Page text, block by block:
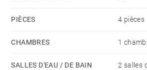
PIÈCES 4 pièces
CHAMBRES 1
SALLES D'EAU / DE BAIN 2 salles